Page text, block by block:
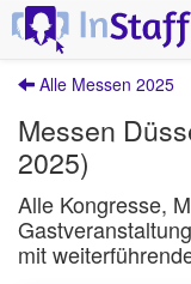
Alle Messen 2025
Messen
2025)
Alle Kongresse,
mit